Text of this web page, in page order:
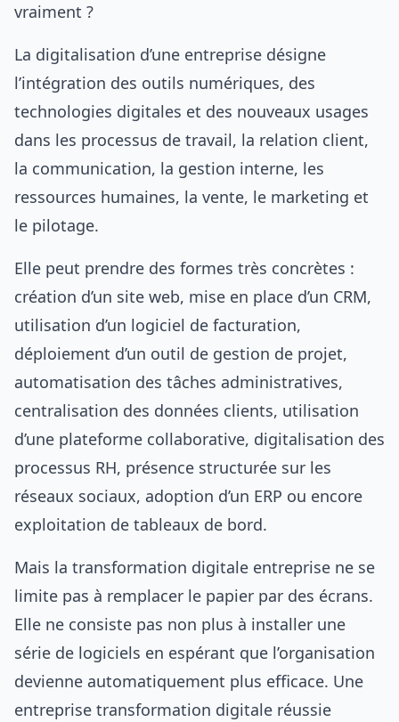
vraiment ?
La digitalisation d’une entreprise désigne
l’intégration des outils numériques, des
technologies digitales et des nouveaux usages
dans les processus de travail, la relation client,
la communication, la gestion interne, les
ressources humaines, la vente, le marketing et
le pilotage.
Elle peut prendre des formes très concrètes :
création d’un site web, mise en place d’un CRM,
utilisation d’un logiciel de facturation,
déploiement d’un outil de gestion de projet,
automatisation des tâches administratives,
centralisation des données clients, utilisation
d’une plateforme collaborative, digitalisation des
processus RH, présence structurée sur les
réseaux sociaux, adoption d’un ERP ou encore
exploitation de tableaux de bord.
Mais la transformation digitale entreprise ne se
limite pas à remplacer le papier par des écrans.
Elle ne consiste pas non plus à installer une
série de logiciels en espérant que l’organisation
devienne automatiquement plus efficace. Une
entreprise transformation digitale réussie